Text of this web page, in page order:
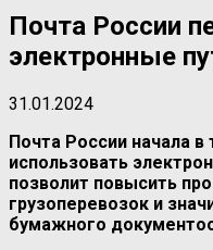
Почта России
электронные
31.01.2024
Почта России начала
использовать
позволит повысить
грузоперевозок и
бумажного